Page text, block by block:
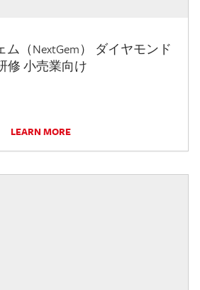
ム（NextGem） ダイヤモンド
修 小売業向け
LEARN MORE